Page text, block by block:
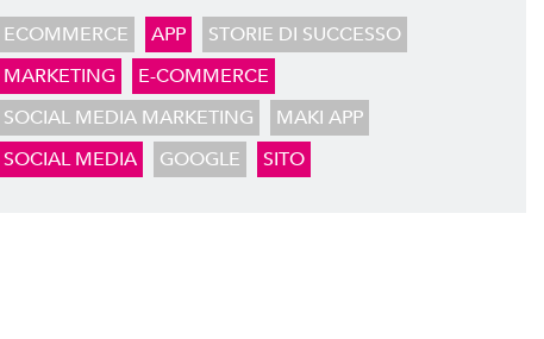
ECOMMERCE APP
STORIE DI SUCCESSO
MARKETING
E-COMMERCE
SOCIAL MEDIA MARKETING
MAKI APP
SOCIAL MEDIA
GOOGLE SITO